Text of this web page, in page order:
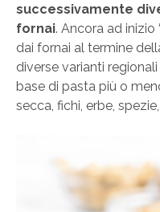
successivamente
fornai. Ancora ad inizio
dai fornai al termine
diverse varianti
base di pasta più o
secca, fichi, erbe,